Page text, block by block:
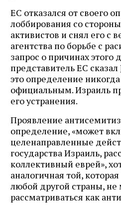
ЕС отказался от своего
лоббирования со
активистов и снял его с
агентства по борьбе с
запрос о причинах этого
представитель ЕС сказал
это определение
официальным. Израиль
его устранения.
Проявление
определение, «может
целенаправленные
государства Израиль,
коллективный еврей»,
аналогичная той,
любой другой страны,
рассматриваться как